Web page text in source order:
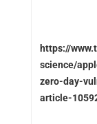
https://
science/
zero-day-
article-